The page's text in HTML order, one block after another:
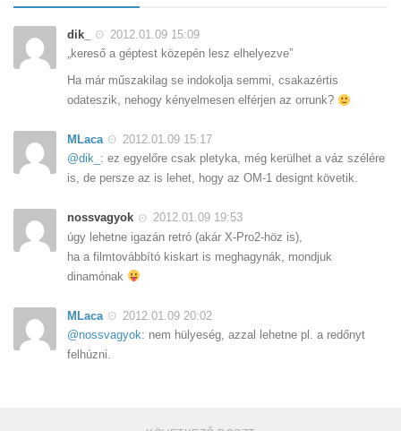
dik_
2012.01.09 15:09
„kereső a géptest közepén lesz elhelyezve”
Ha már műszakilag se indokolja semmi, csakazértis
odateszik, nehogy kényelmesen elférjen az orrunk?
MLaca
2012.01.09 15:17
@dik_ : ez egyelőre csak pletyka, még kerülhet a váz szélére
is, de persze az is lehet, hogy az OM-1 designt követik.
nossvagyok
2012.01.09 19:53
úgy lehetne igazán retró (akár X-Pro2-höz is),
ha a filmtovábbító kiskart is meghagynák, mondjuk
dinamónak
MLaca
2012.01.09 20:02
@nossvagyok: nem hülyeség, azzal lehetne pl. a redőnyt
felhúzni.